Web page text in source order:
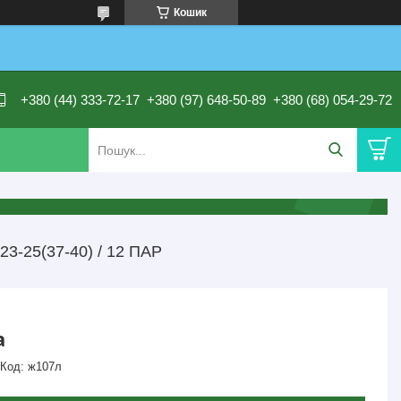
Кошик
+380 (44) 333-72-17 +380 (97) 648-50-89 +380 (68) 054-29-72
25(37-40) / 12 ПАР
Код: ж107л